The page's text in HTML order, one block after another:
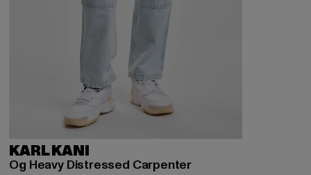
KARL KANI
Og Heavy Distressed Carpenter